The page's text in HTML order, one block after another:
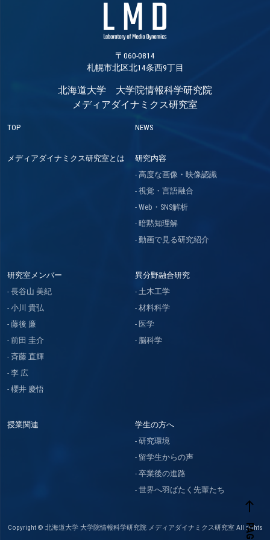
west
〒060-0814
札幌市北区北14条西9丁目
北海道大学 大学院情報科学研究院
メディアダイナミクス研究室
TOP NEWS
メディアダイナミクス研究室とは
研究内容
高度な画像・映像認識
視覚・言語融合
Web・SNS解析
暗黙知理解
動画で見る研究紹介
研究室メンバー
長谷山 美紀
小川 貴弘
藤後 廉
前田 圭介
斉藤 直輝
李 広
櫻井 慶悟
異分野融合研究
土木工学
材料科学
医学
脳科学
授業関連
学生の方へ
研究環境
留学生からの声
卒業後の進路
世界へ羽ばたく先輩たち
Copyright © 北海道大学 大学院情報科学研究院 メディアダイナミクス研究室 All rights